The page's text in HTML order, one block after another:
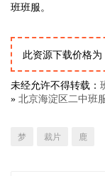
班班服。
此资源下载价格为
未经允许不得转载：
» 北京海淀区二中班
梦 裁片 鹿